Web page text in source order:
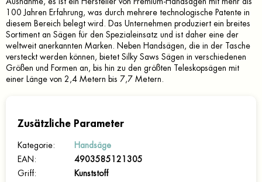
100 Jahren Erfahrung, was durch mehrere technologische Patente in
diesem Bereich belegt wird. Das Unternehmen produziert ein breites
Sortiment an Sägen für den Spezialeinsatz und ist daher eine der
weltweit anerkannten Marken. Neben Handsägen, die in der Tasche
versteckt werden können, bietet Silky Saws Sägen in verschiedenen
Größen und Formen an, bis hin zu den größten Teleskopsägen mit
einer Länge von 2,4 Metern bis 7,7 Metern.
Zusätzliche Parameter
Kategorie:
Handsäge
EAN :
4903585121305
Griff:
Kunststoff